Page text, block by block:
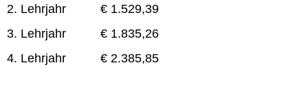
2. Lehrjahr € 1.529,39
3. Lehrjahr € 1.835,26
4. Lehrjahr € 2.385,85